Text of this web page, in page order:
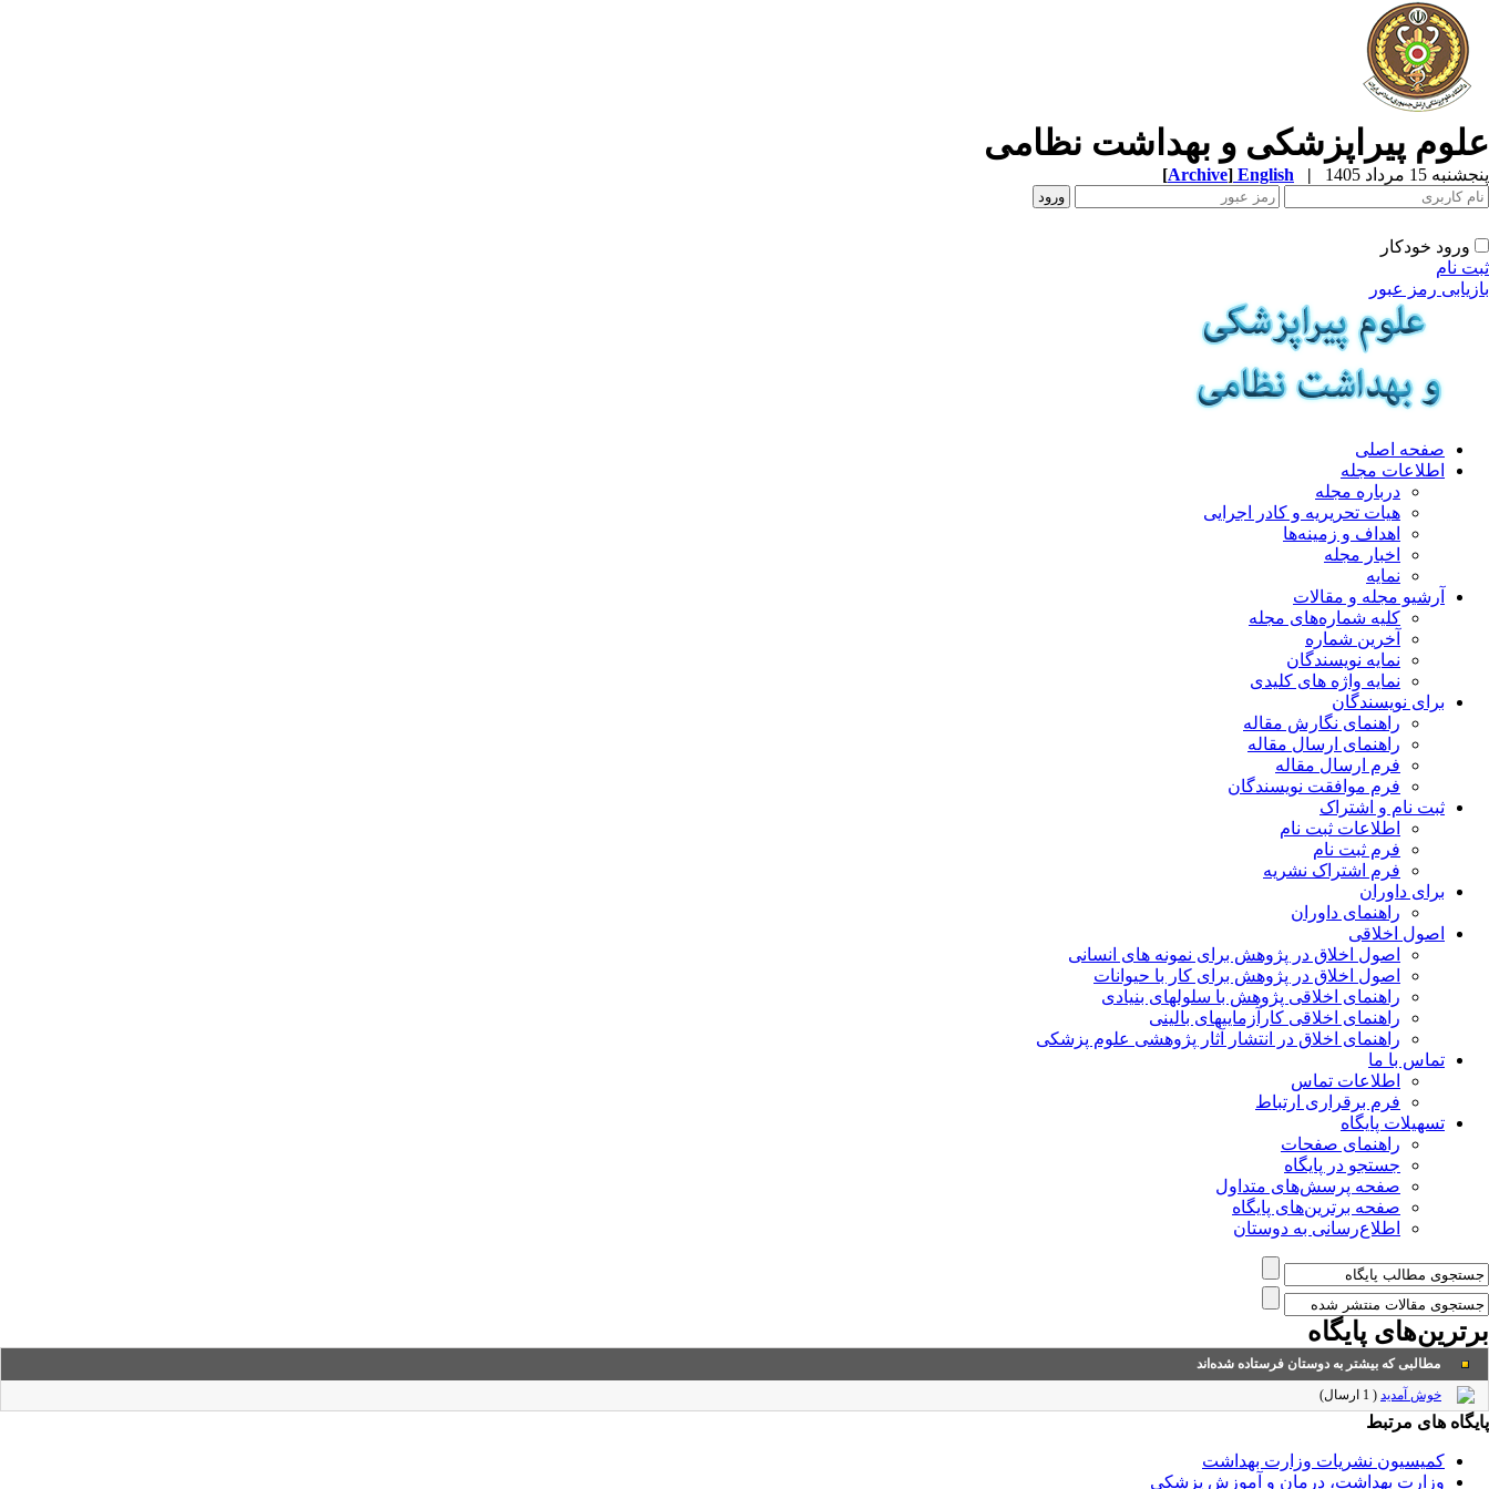
علوم پیراپزشکی و بهداشت نظامی
پنجشنبه 15 مرداد 1405 |
English
[Archive]
ورود خودکار
ثبت نام
بازیابی رمز عبور
صفحه اصلی
اطلاعات مجله
درباره مجله
هیات تحریریه و کادر اجرایی
اهداف و زمینه‌ها
اخبار مجله
نمایه
آرشیو مجله و مقالات
کلیه شماره‌های مجله
آخرین شماره
نمایه نویسندگان
نمایه واژه های کلیدی
برای نویسندگان
راهنمای نگارش مقاله
راهنمای ارسال مقاله
فرم ارسال مقاله
فرم موافقت نویسندگان
ثبت نام و اشتراک
اطلاعات ثبت نام
فرم ثبت نام
فرم اشتراک نشریه
برای داوران
راهنمای داوران
اصول اخلاقی
اصول اخلاق در پژوهش برای نمونه های انسانی
اصول اخلاق در پژوهش برای کار با حیوانات
راهنمای اخلاقی پژوهش با سلولهای بنیادی
راهنمای اخلاقی کارآزماییهای بالینی
راهنمای اخلاق در انتشار آثار پژوهشی علوم پزشکی
تماس با ما
اطلاعات تماس
فرم برقراری ارتباط
تسهیلات پایگاه
راهنمای صفحات
جستجو در پایگاه
صفحه پرسش‌های متداول
صفحه برترین‌های پایگاه
اطلاع‌رسانی به دوستان
برترین‌های پایگاه
مطالبی که بیشتر به دوستان فرستاده شده‌اند
خوش آمدید (
)
پایگاه های مرتبط
کمیسیون نشریات وزارت بهداشت
وزارت بهداشت، درمان و آموزش پزشکی